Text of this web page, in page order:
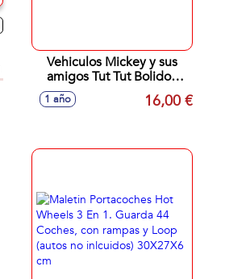
Vehiculos Mickey y sus
amigos Tut Tut Bolidos
con luces y sonidos
9x12x6 cm - Modelos
1 año 16,00 €